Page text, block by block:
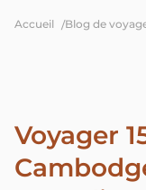
Accueil Blog de
Voyager